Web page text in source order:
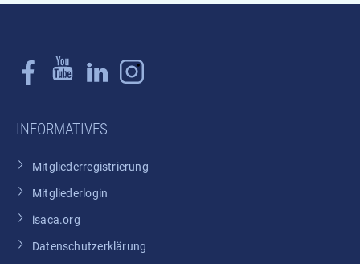
INFORMATIVES
Mitgliederregistrierung
Mitgliederlogin
isaca.org
Datenschutzerklärung